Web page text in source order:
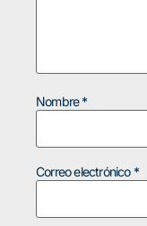
Nombre*
Correo electrónico *